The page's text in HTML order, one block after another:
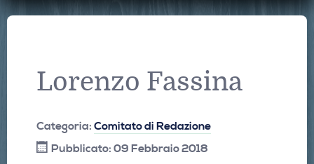
Lorenzo Fassina
Categoria: Comitato di Redazione
Pubblicato: 09 Febbraio 2018